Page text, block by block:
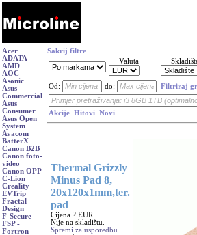
Acer
ADATA
AMD
AOC
Asonic
Asus
Commercial
Asus
Consumer
Asus Open
System
Avacom
BatterX
Canon B2B
Canon foto-
video
Canon OPP
C-Lion
Creality
EVTrip
Fractal
Design
F-Secure
FSP -
Fortron
Sakrij filtre
Valuta
Od:
do: Filtriraj
Akcije Hitovi Novi
Thermal Grizzly
Minus Pad 8,
20x120x1mm,ter.
pad
Cijena ? EUR.
Nije na skladištu.
Spremi za usporedbu.